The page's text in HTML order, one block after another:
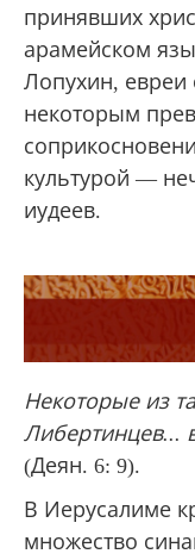
принявших
арамейском
Лопухин, евреи
некоторым
культурой —
иудеев.
Некоторые из
Либертинцев...
(Деян. 6: 9).
В Иерусалиме
множество